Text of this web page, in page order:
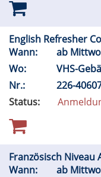
English Refresher
Wann:
ab
Wo:
VHS-
Nr.:
226-
Status:
Französisch Niveau
Wann:
ab